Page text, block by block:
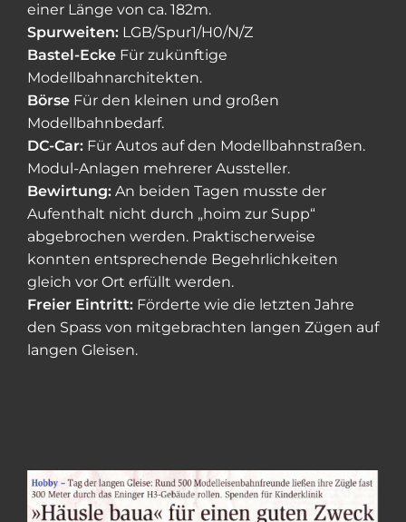
einer Länge von ca. 182m.
Spurweiten: LGB/Spur1/H0/N/Z
Bastel-Ecke Für zukünftige
Modellbahnarchitekten.
Börse Für den kleinen und großen
Modellbahnbedarf.
DC-Car: Für Autos auf den Modellbahnstraßen.
Modul-Anlagen mehrerer Aussteller.
Bewirtung: An beiden Tagen musste der
Aufenthalt nicht durch „hoim zur Supp“
abgebrochen werden. Praktischerweise
konnten entsprechende Begehrlichkeiten
gleich vor Ort erfüllt werden.
Freier Eintritt: Förderte wie die letzten Jahre
den Spass von mitgebrachten langen Zügen auf
langen Gleisen.